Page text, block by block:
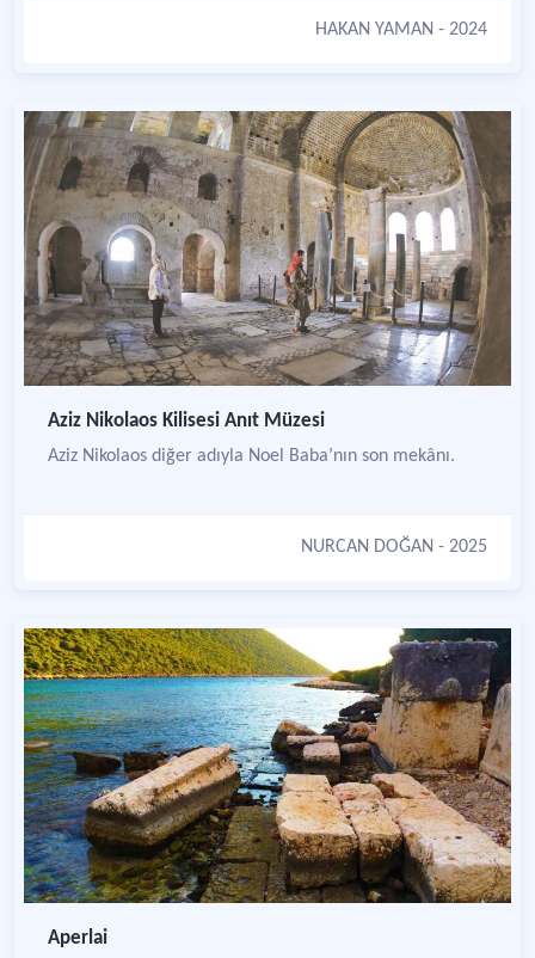
HAKAN YAMAN - 2024
Aziz Nikolaos Kilisesi Anıt Müzesi
Aziz Nikolaos diğer adıyla Noel Baba’nın son mekânı.
NURCAN DOĞAN - 2025
Aperlai